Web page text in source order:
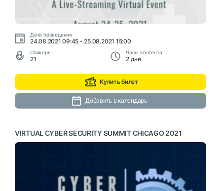
Дата проведения
24.08.2021 09:45 - 25.08.2021 15:00
Cпикеры
21
Часы контента
2 дня
Купить билет
Добавить в календарь
VIRTUAL CYBER SECURITY SUMMIT CHICAGO 2021